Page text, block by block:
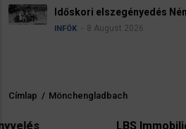
Időskori elszegényedés
INFÓK 8 August 2026
Morzsa
Címlap / Mönchengladbach
LBS Immobilien-